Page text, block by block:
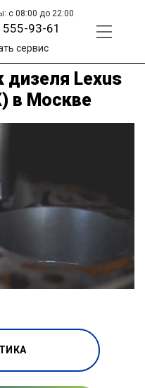
с 08:00 до 22:00
93-61
сервис
дизеля Lexus
в Москве